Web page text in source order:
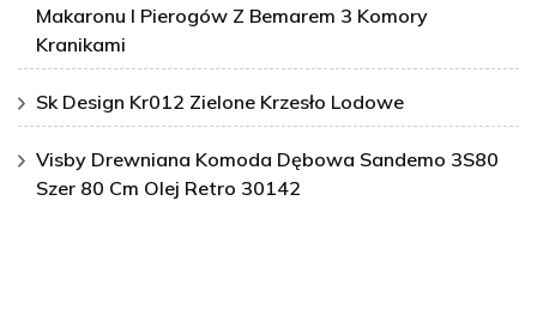
Makaronu I Pierogów Z Bemarem 3 Komory
Kranikami
Sk Design Kr012 Zielone Krzesło Lodowe
Visby Drewniana Komoda Dębowa Sandemo 3S80
Szer 80 Cm Olej Retro 30142